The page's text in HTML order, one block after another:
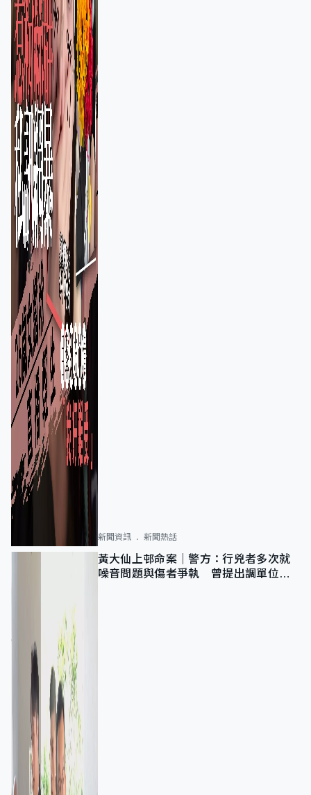
新聞資訊 新聞熱話
黃大仙上邨命案｜警方：行兇者多次就
噪音問題與傷者爭執 曾提出調單位已